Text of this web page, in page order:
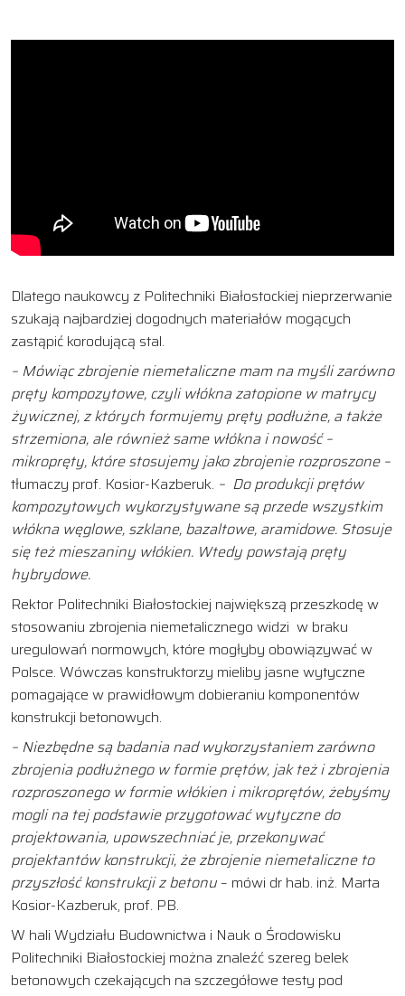
Dlatego naukowcy z Politechniki Białostockiej nieprzerwanie
szukają najbardziej dogodnych materiałów mogących
zastąpić korodującą stal.
– Mówiąc zbrojenie niemetaliczne mam na myśli zarówno
pręty kompozytowe, czyli włókna zatopione w matrycy
żywicznej, z których formujemy pręty podłużne, a także
strzemiona, ale również same włókna i nowość –
mikropręty, które stosujemy jako zbrojenie rozproszone –
tłumaczy prof. Kosior-Kazberuk. – Do produkcji prętów
kompozytowych wykorzystywane są przede wszystkim
włókna węglowe, szklane, bazaltowe, aramidowe. Stosuje
się też mieszaniny włókien. Wtedy powstają pręty
hybrydowe.
Rektor Politechniki Białostockiej największą przeszkodę w
stosowaniu zbrojenia niemetalicznego widzi w braku
uregulowań normowych, które mogłyby obowiązywać w
Polsce. Wówczas konstruktorzy mieliby jasne wytyczne
pomagające w prawidłowym dobieraniu komponentów
konstrukcji betonowych.
– Niezbędne są badania nad wykorzystaniem zarówno
zbrojenia podłużnego w formie prętów, jak też i zbrojenia
rozproszonego w formie włókien i mikroprętów, żebyśmy
mogli na tej podstawie przygotować wytyczne do
projektowania, upowszechniać je, przekonywać
projektantów konstrukcji, że zbrojenie niemetaliczne to
przyszłość konstrukcji z betonu – mówi dr hab. inż. Marta
Kosior-Kazberuk, prof. PB.
W hali Wydziału Budownictwa i Nauk o Środowisku
Politechniki Białostockiej można znaleźć szereg belek
betonowych czekających na szczegółowe testy pod